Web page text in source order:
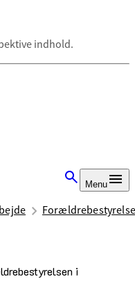
indhold.
Menu
i